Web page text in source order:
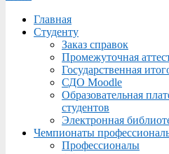
Menu
Главная
Студенту
Заказ справок
Промежуточная
Государственная
СДО Moodle
Образовательная
студентов
Электронная
Чемпионаты
Профессионалы